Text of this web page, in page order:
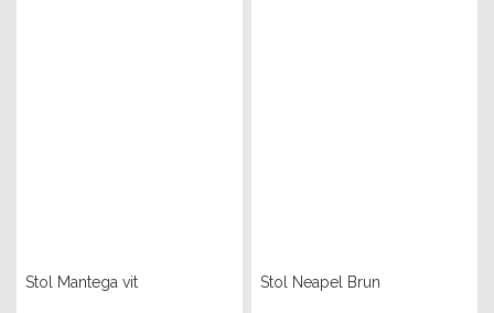
Stol Mantega vit Stol Neapel Brun